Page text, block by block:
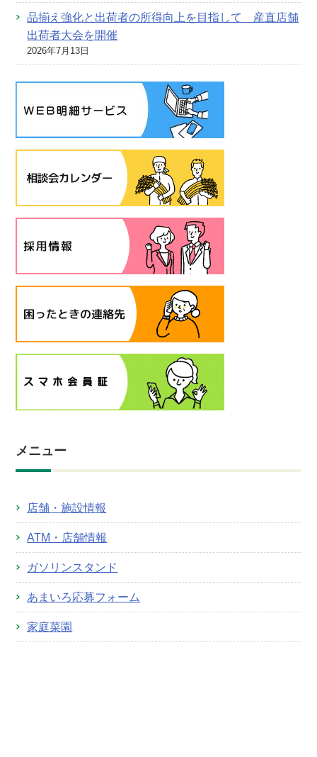
品揃え強化と出荷者の所得向上を目指して 産直店舗
出荷者大会を開催
2026年7月13日
メニュー
店舗・施設情報
ATM・店舗情報
ガソリンスタンド
あまいろ応募フォーム
家庭菜園